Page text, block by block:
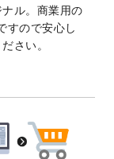
替え・トリミン
ツを流用する
。
インテンプレ
ルダーが作成で
ル。商業用の
すので安心し
さい。